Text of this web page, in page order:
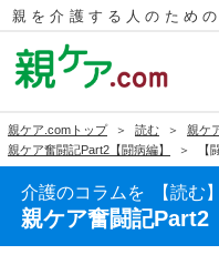
親を介護する人のため
親ケア.comトップ 読む
親ケ
親ケア奮闘記Part2【闘病編】
【
介護のコラムを 読む
親ケア奮闘記Part2